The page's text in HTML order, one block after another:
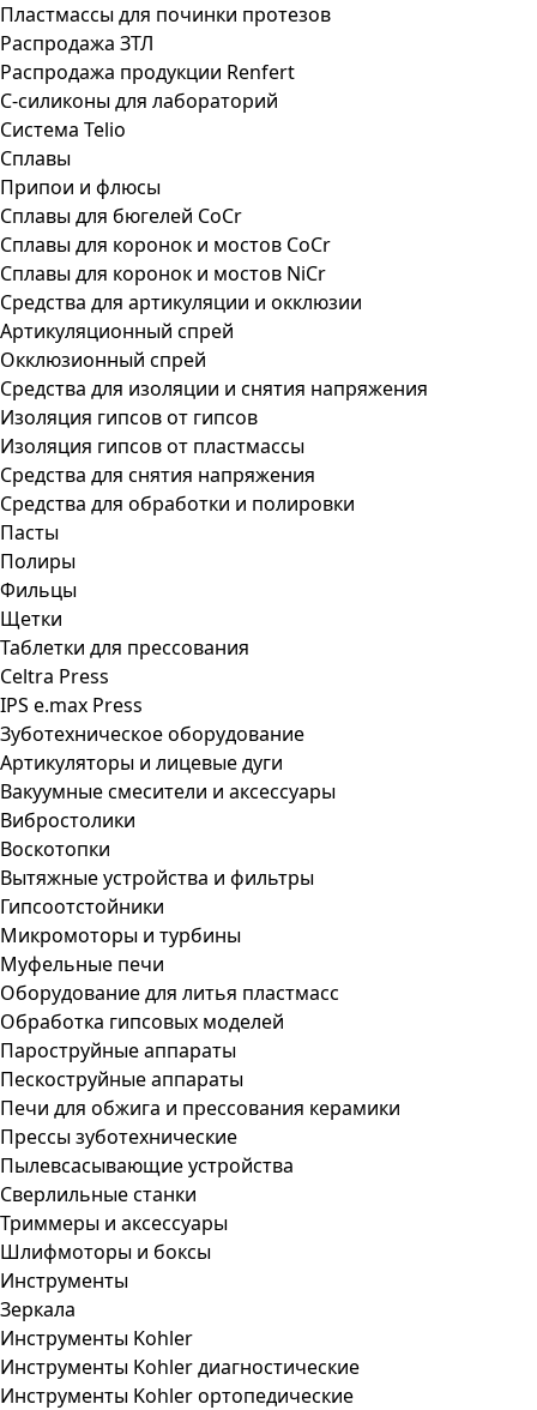
Пластмассы для починки протезов
Распродажа ЗТЛ
Распродажа продукции Renfert
С-силиконы для лабораторий
Система Telio
Сплавы
Припои и флюсы
Сплавы для бюгелей CoCr
Сплавы для коронок и мостов CoCr
Сплавы для коронок и мостов NiCr
Средства для артикуляции и окклюзии
Артикуляционный спрей
Окклюзионный спрей
Средства для изоляции и снятия напряжения
Изоляция гипсов от гипсов
Изоляция гипсов от пластмассы
Средства для снятия напряжения
Средства для обработки и полировки
Пасты
Полиры
Фильцы
Щетки
Таблетки для прессования
Celtra Press
IPS e.max Press
Зуботехническое оборудование
Артикуляторы и лицевые дуги
Вакуумные смесители и аксессуары
Вибростолики
Воскотопки
Вытяжные устройства и фильтры
Гипсоотстойники
Микромоторы и турбины
Муфельные печи
Оборудование для литья пластмасс
Обработка гипсовых моделей
Пароструйные аппараты
Пескоструйные аппараты
Печи для обжига и прессования керамики
Прессы зуботехнические
Пылевсасывающие устройства
Сверлильные станки
Триммеры и аксессуары
Шлифмоторы и боксы
Инструменты
Зеркала
Инструменты Kohler
Инструменты Kohler диагностические
Инструменты Kohler ортопедические